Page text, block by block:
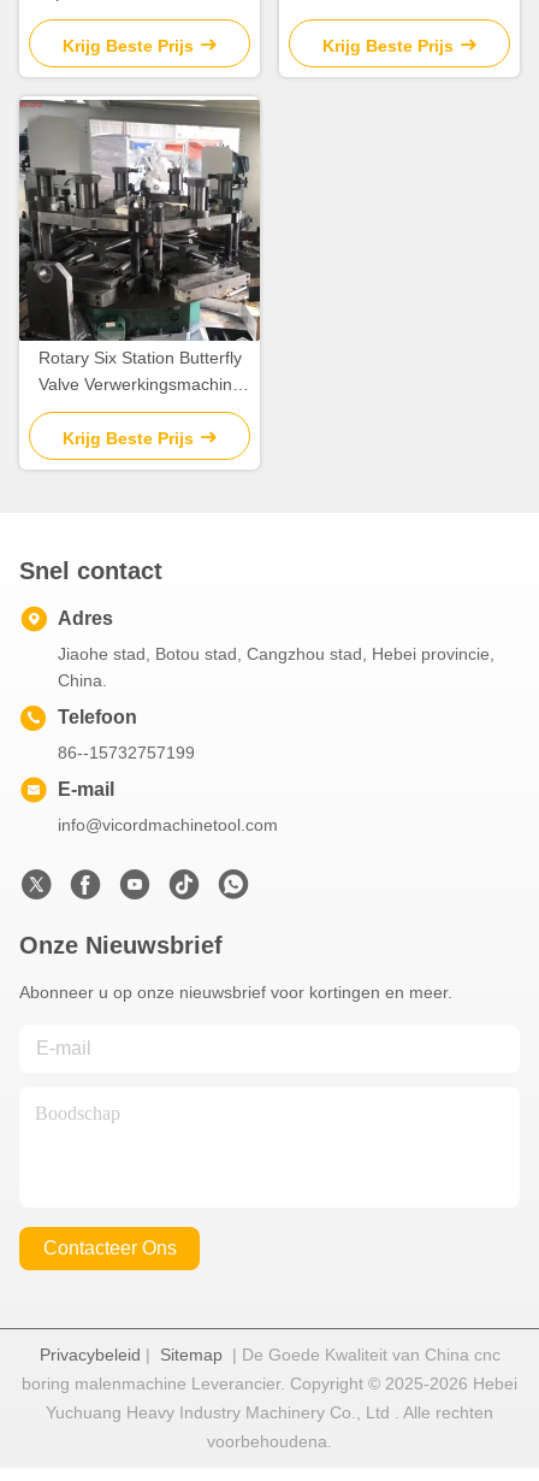
Machine CNC-
besturingssysteem
Krijg Beste Prijs
afmetingen van roterende
werktafel
Krijg Beste Prijs
Rotary Six Station Butterfly
Valve Verwerkingsmachine
CNC Of Hydraulisch
Krijg Beste Prijs
Snel contact
Adres
Jiaohe stad, Botou stad, Cangzhou stad, Hebei provincie,
China.
Telefoon
86--15732757199
E-mail
info@vicordmachinetool.com
Onze Nieuwsbrief
Abonneer u op onze nieuwsbrief voor kortingen en meer.
Contacteer Ons
Privacybeleid | Sitemap| De Goede Kwaliteit van China cnc
boring malenmachine Leverancier. Copyright © 2025-2026 Hebei
Yuchuang Heavy Industry Machinery Co., Ltd . Alle rechten
voorbehoudena.